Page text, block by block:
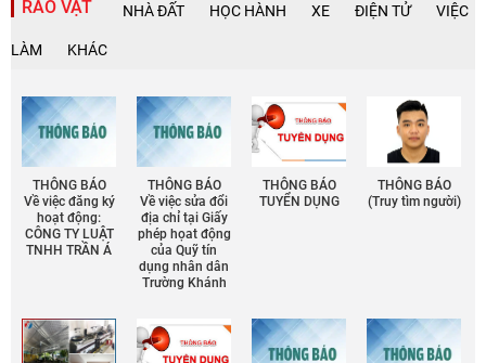
RAO VẶT NHÀ ĐẤT HỌC HÀNH XE ĐIỆN TỬ VIỆC
LÀM KHÁC
THÔNG BÁO
Về việc đăng ký
hoạt động:
CÔNG TY LUẬT
TNHH TRẦN Á
THÔNG BÁO
Về việc sửa đổi
địa chỉ tại Giấy
phép họat động
của Quỹ tín
dụng nhân dân
Trường Khánh
THÔNG BÁO
TUYỂN DỤNG
THÔNG BÁO
(Truy tìm người)